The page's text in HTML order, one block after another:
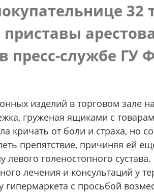
32
службе ГУ
изделий в торговом зале
груженая ящиками с
кричать от боли и страха, но
препятствие, причиняя ей
голеностопного
лечения и консультаций у
с просьбой